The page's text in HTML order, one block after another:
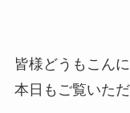
皆様どうもこん
本日もご覧いた